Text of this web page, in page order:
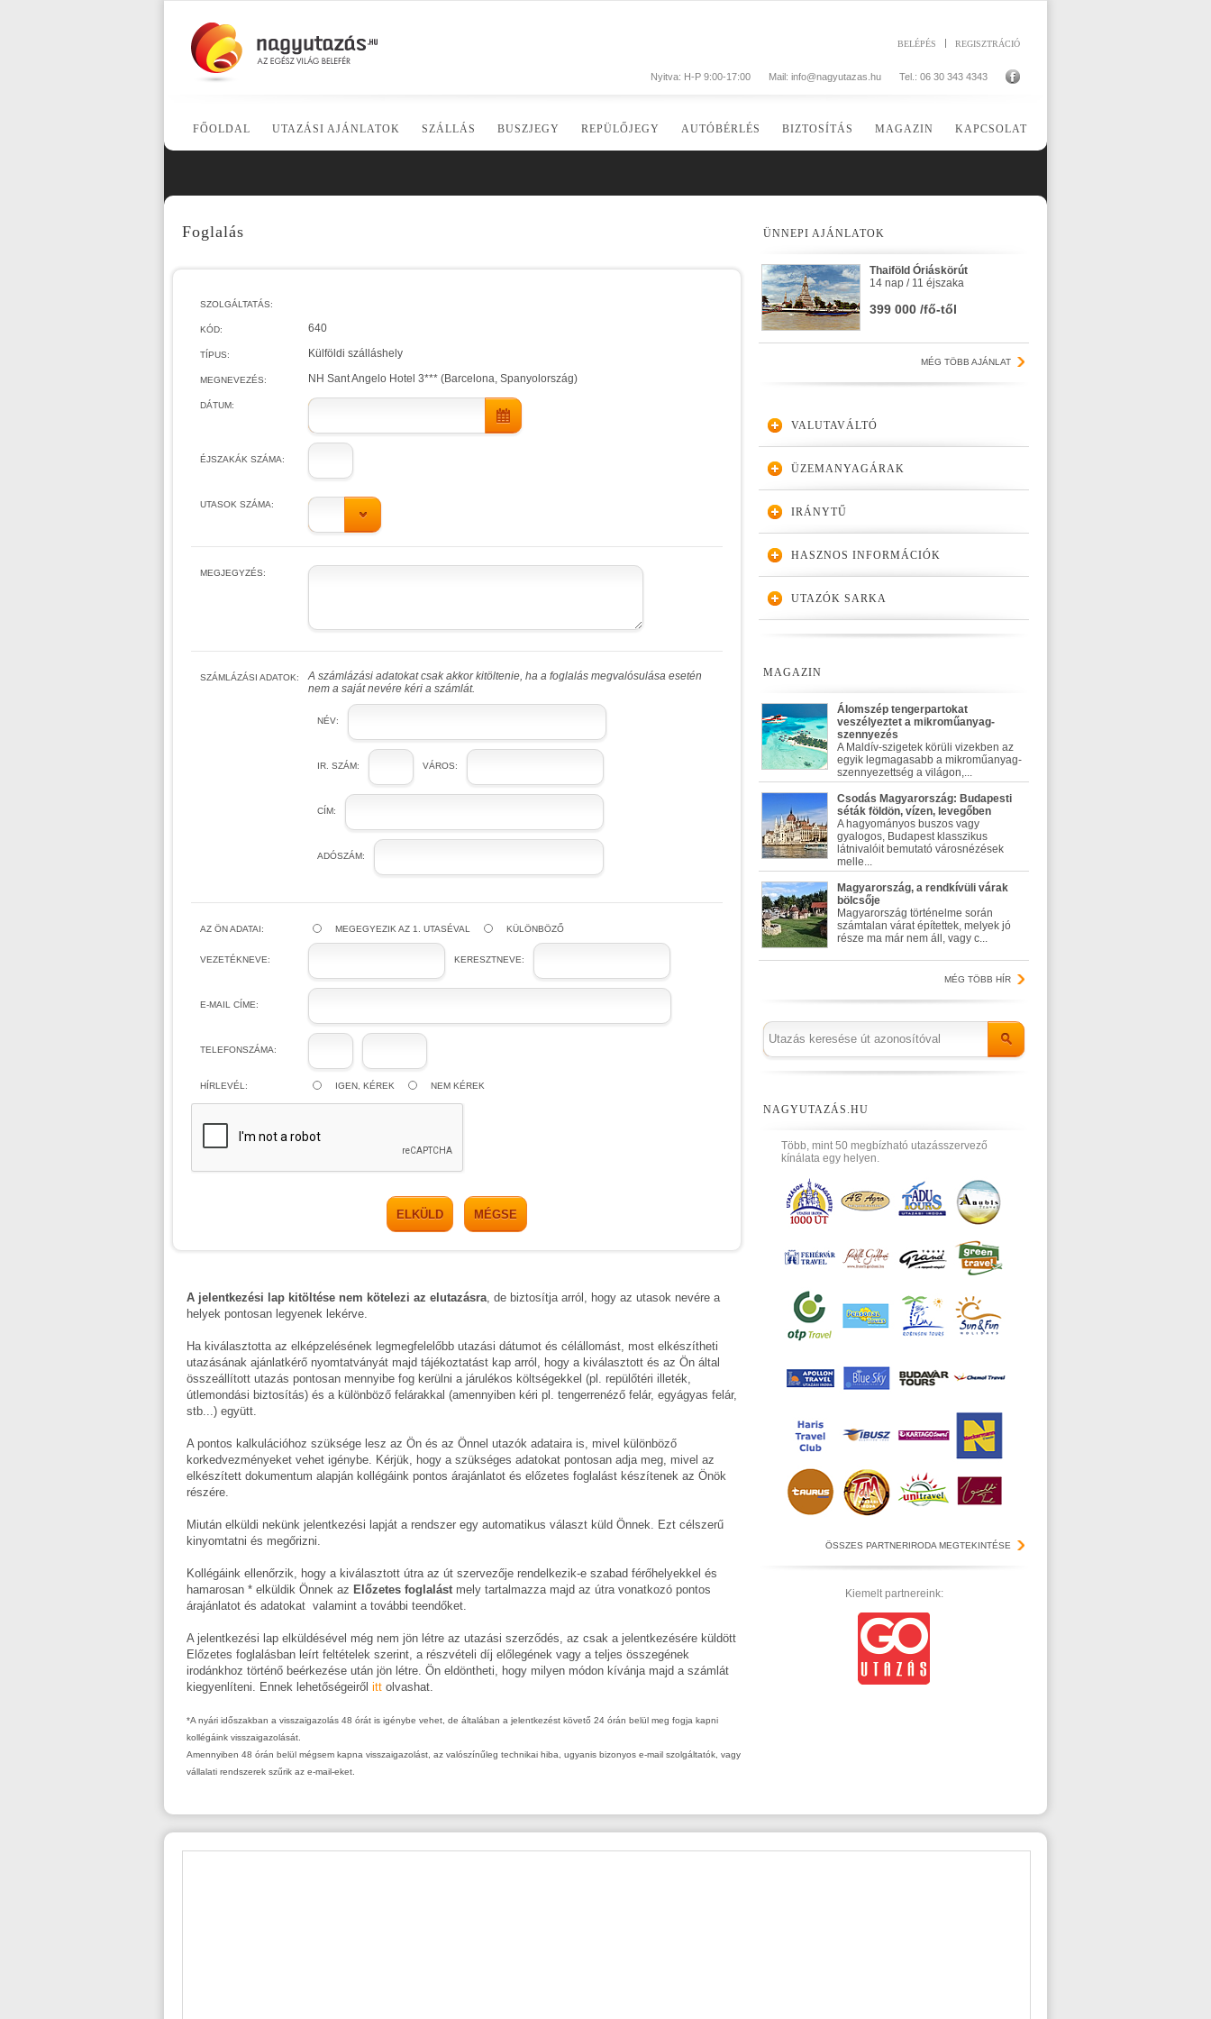
REGISZTRÁCIÓ
BELÉPÉS
Tel.: 06 30 343 4343
Mail: info@nagyutazas.hu
Nyitva: H-P 9:00-17:00
FŐOLDAL UTAZÁSI AJÁNLATOK SZÁLLÁS BUSZJEGY REPÜLŐJEGY AUTÓBÉRLÉS BIZTOSÍTÁS MAGAZIN KAPCSOLAT
Foglalás
SZOLGÁLTATÁS:
KÓD: 640
TÍPUS: Külföldi szálláshely
MEGNEVEZÉS: NH Sant Angelo Hotel 3*** (Barcelona, Spanyolország)
DÁTUM:
ÉJSZAKÁK SZÁMA:
UTASOK SZÁMA:
MEGJEGYZÉS:
SZÁMLÁZÁSI ADATOK:
A számlázási adatokat csak akkor kitöltenie, ha a foglalás megvalósulása esetén
nem a saját nevére kéri a számlát.
NÉV:
IR. SZÁM: VÁROS:
CÍM:
ADÓSZÁM:
AZ ÖN ADATAI: MEGEGYEZIK AZ 1. UTASÉVAL KÜLÖNBÖZŐ
VEZETÉKNEVE: KERESZTNEVE:
E-MAIL CÍME:
TELEFONSZÁMA:
HÍRLEVÉL: IGEN, KÉREK NEM KÉREK
ELKÜLD MÉGSE
A jelentkezési lap kitöltése nem kötelezi az elutazásra, de biztosítja arról, hogy az utasok nevére a
helyek pontosan legyenek lekérve.
Ha kiválasztotta az elképzelésének legmegfelelőbb utazási dátumot és célállomást, most elkészítheti
utazásának ajánlatkérő nyomtatványát majd tájékoztatást kap arról, hogy a kiválasztott és az Ön által
összeállított utazás pontosan mennyibe fog kerülni a járulékos költségekkel (pl. repülőtéri illeték,
útlemondási biztosítás) és a különböző felárakkal (amennyiben kéri pl. tengerrenéző felár, egyágyas felár,
stb...) együtt.
A pontos kalkulációhoz szüksége lesz az Ön és az Önnel utazók adataira is, mivel különböző
korkedvezményeket vehet igénybe. Kérjük, hogy a szükséges adatokat pontosan adja meg, mivel az
elkészített dokumentum alapján kollégáink pontos árajánlatot és előzetes foglalást készítenek az Önök
részére.
Miután elküldi nekünk jelentkezési lapját a rendszer egy automatikus választ küld Önnek. Ezt célszerű
kinyomtatni és megőrizni.
Kollégáink ellenőrzik, hogy a kiválasztott útra az út szervezője rendelkezik-e szabad férőhelyekkel és
hamarosan * elküldik Önnek az Előzetes foglalástmely tartalmazza majd az útra vonatkozó pontos
árajánlatot és adatokat valamint a további teendőket.
A jelentkezési lap elküldésével még nem jön létre az utazási szerződés, az csak a jelentkezésére küldött
Előzetes foglalásban leírt feltételek szerint, a részvételi díj előlegének vagy a teljes összegének
irodánkhoz történő beérkezése után jön létre. Ön eldöntheti, hogy milyen módon kívánja majd a számlát
kiegyenlíteni. Ennek lehetőségeiről itt olvashat.
*A nyári időszakban a visszaigazolás 48 órát is igénybe vehet, de általában a jelentkezést követő 24 órán belül meg fogja kapni
kollégáink visszaigazolását.
Amennyiben 48 órán belül mégsem kapna visszaigazolást, az valószínűleg technikai hiba, ugyanis bizonyos e-mail szolgáltatók, vagy
vállalati rendszerek szűrik az e-mail-eket.
ÜNNEPI AJÁNLATOK
Thaiföld Óriáskörút
14 nap / 11 éjszaka
399 000 /fő-től
MÉG TÖBB AJÁNLAT
VALUTAVÁLTÓ
ÜZEMANYAGÁRAK
IRÁNYTŰ
HASZNOS INFORMÁCIÓK
UTAZÓK SARKA
MAGAZIN
Álomszép tengerpartokat
veszélyeztet a mikroműanyag-
szennyezés
A Maldív-szigetek körüli vizekben az
egyik legmagasabb a mikroműanyag-
szennyezettség a világon,...
Csodás Magyarország: Budapesti
séták földön, vízen, levegőben
A hagyományos buszos vagy
gyalogos, Budapest klasszikus
látnivalóit bemutató városnézések
melle...
Magyarország, a rendkívüli várak
bölcsője
Magyarország történelme során
számtalan várat építettek, melyek jó
része ma már nem áll, vagy c...
MÉG TÖBB HÍR
NAGYUTAZÁS.HU
Több, mint 50 megbízható utazásszervező
kínálata egy helyen.
ÖSSZES PARTNERIRODA MEGTEKINTÉSE
Kiemelt partnereink: